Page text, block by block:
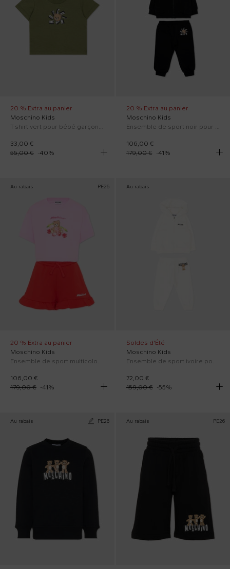
20 % Extra au panier
Moschino Kids
T-shirt vert pour bébé garçon avec Teddy Bear
33,00 €
55,00 € -40%
20 % Extra au panier
Moschino Kids
Ensemble de sport noir pour bébé garçon avec Teddy Bear
106,00 €
179,00 €
-41%
Au rabais PE26
20 % Extra au panier
Moschino Kids
Ensemble de sport multicolore pour Fille avec Teddy Bear
106,00 €
179,00 € -41%
Au rabais
Soldes d'Été
Moschino Kids
Ensemble de sport ivoire pour Bébés avec Teddy Bear
72,00 €
159,00 €
-55%
Au rabais PE26 Au rabais PE26